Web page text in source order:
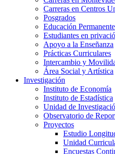
Carreras en Centros
Posgrados
Educación Permanente
Estudiantes en
Apoyo a la Enseñanza
Prácticas Curriculares
Intercambio y
Área Social y Artística
Investigación
Instituto de Economía
Instituto de Estadística
Unidad de
Observatorio de
Proyectos
Estudio
Unidad
Encuestas